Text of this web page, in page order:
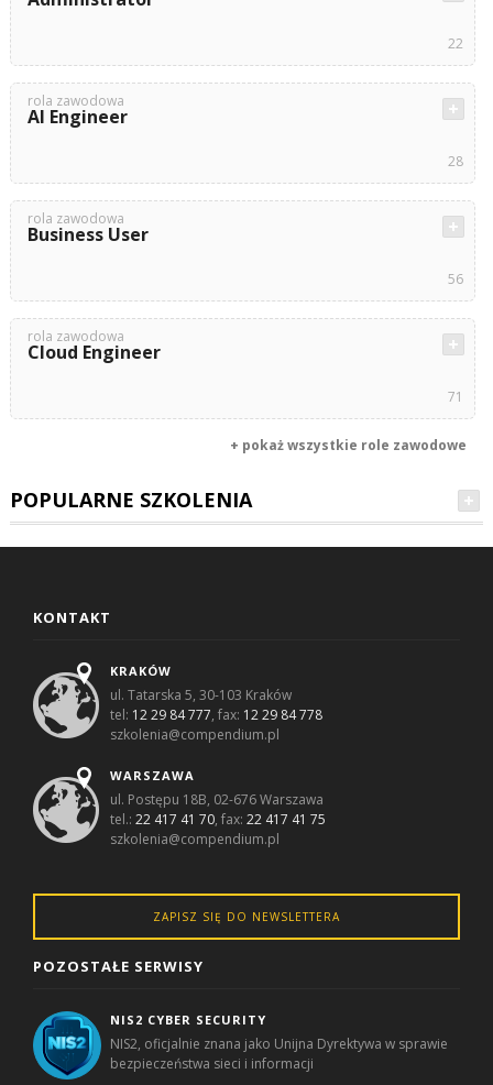
22
rola zawodowa
AI Engineer
28
rola zawodowa
Business User
56
rola zawodowa
Cloud Engineer
71
+ pokaż wszystkie role zawodowe
POPULARNE SZKOLENIA
KONTAKT
KRAKÓW
ul. Tatarska 5, 30-103 Kraków
tel: 12 29 84 777, fax: 12 29 84 778
szkolenia@compendium.pl
WARSZAWA
ul. Postępu 18B, 02-676 Warszawa
tel.:22 417 41 70, fax:22 417 41 75
szkolenia@compendium.pl
ZAPISZ SIĘ DO NEWSLETTERA
POZOSTAŁE SERWISY
NIS2 CYBER SECURITY
NIS2, oficjalnie znana jako Unijna Dyrektywa w sprawie
bezpieczeństwa sieci i informacji